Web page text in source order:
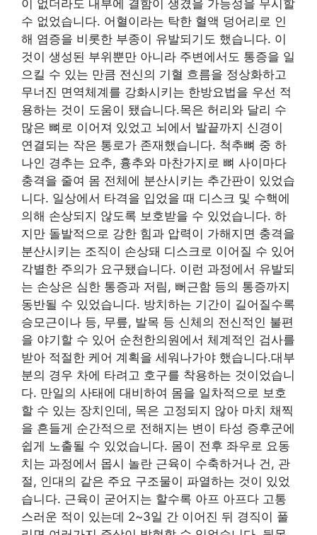
이 없더라도 내부에 결함이 생겼을 가능성을 무시할
수 없었습니다. 어혈이라는 탁한 혈액 덩어리로 인
해 염증을 비롯한 부종이 유발되기도 했습니다. 이
것이 생성된 부위뿐만 아니라 주변에서도 통증을 일
으킬 수 있는 만큼 전신의 기혈 흐름을 정상화하고
무너진 면역체계를 강화시키는 한방요법을 우선 적
용하는 것이 도움이 됐습니다.목은 허리와 달리 수
많은 뼈로 이어져 있었고 뇌에서 발끝까지 신경이
연결되는 작은 통로가 존재했습니다. 척추뼈 중 하
나인 경추는 요추, 흉추와 마찬가지로 뼈 사이마다
충격을 줄여 몸 전체에 분산시키는 추간판이 있었습
니다. 일상에서 타격을 입었을 때 디스크 및 수핵에
의해 손상되지 않도록 보호받을 수 있었습니다. 하
지만 돌발적으로 강한 힘과 압력이 가해지면 충격을
분산시키는 조직이 손상돼 디스크로 이어질 수 있어
각별한 주의가 요구됐습니다. 이런 과정에서 유발되
는 손상은 심한 통증과 저림, 뻐근함 등의 통증까지
동반될 수 있었습니다. 방치하는 기간이 길어질수록
승모근이나 등, 무릎, 발목 등 신체의 전신적인 불편
을 야기할 수 있어 순천한의원에서 체계적인 검사를
받아 적절한 케어 계획을 세워나가야 했습니다.대부
분의 경우 차에 타려고 호구를 착용하는 것이었습니
다. 만일의 사태에 대비하여 몸을 일차적으로 보호
할 수 있는 장치인데, 목은 고정되지 않아 마치 채찍
을 흔들게 순간적으로 전해지는 변이 타성 증후군에
쉽게 노출될 수 있었습니다. 몸이 전후 좌우로 요동
치는 과정에서 몹시 놀란 근육이 수축하거나 건, 관
절, 인대의 같은 주요 구조물이 파열하는 것이 있었
습니다. 근육이 굳어지는 할수록 아프 아프다 고통
스러운 적이 있는데 2~3일 간 이어진 뒤 경직이 풀